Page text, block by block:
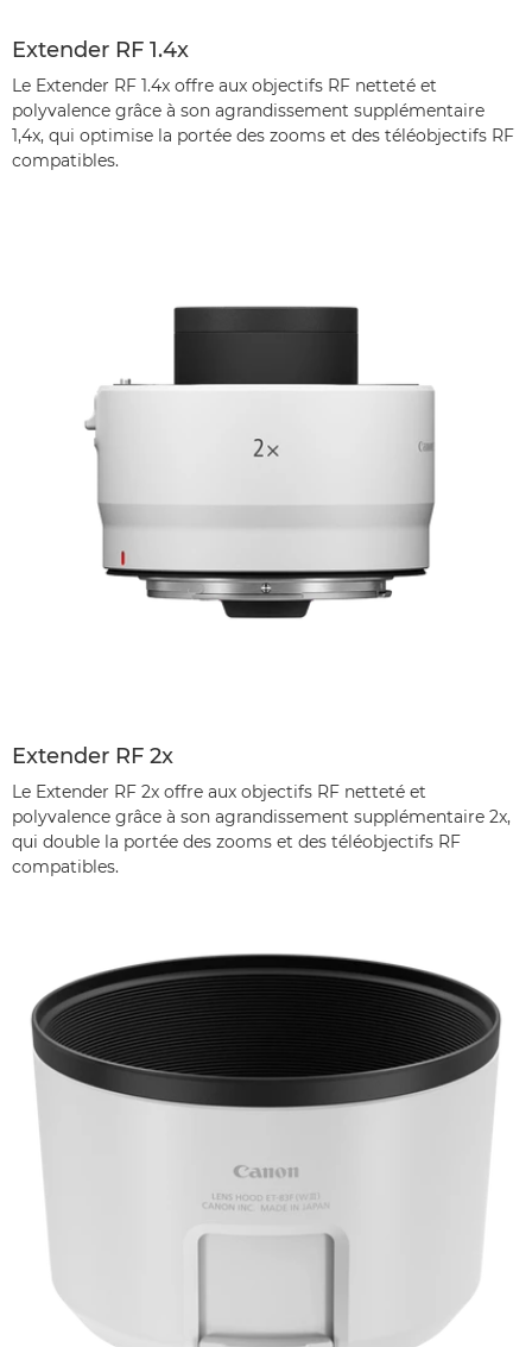
Extender RF 1.4x
Le Extender RF 1.4x offre aux objectifs RF netteté et
polyvalence grâce à son agrandissement supplémentaire
1,4x, qui optimise la portée des zooms et des téléobjectifs RF
compatibles.
Extender RF 2x
Le Extender RF 2x offre aux objectifs RF netteté et
polyvalence grâce à son agrandissement supplémentaire 2x,
qui double la portée des zooms et des téléobjectifs RF
compatibles.